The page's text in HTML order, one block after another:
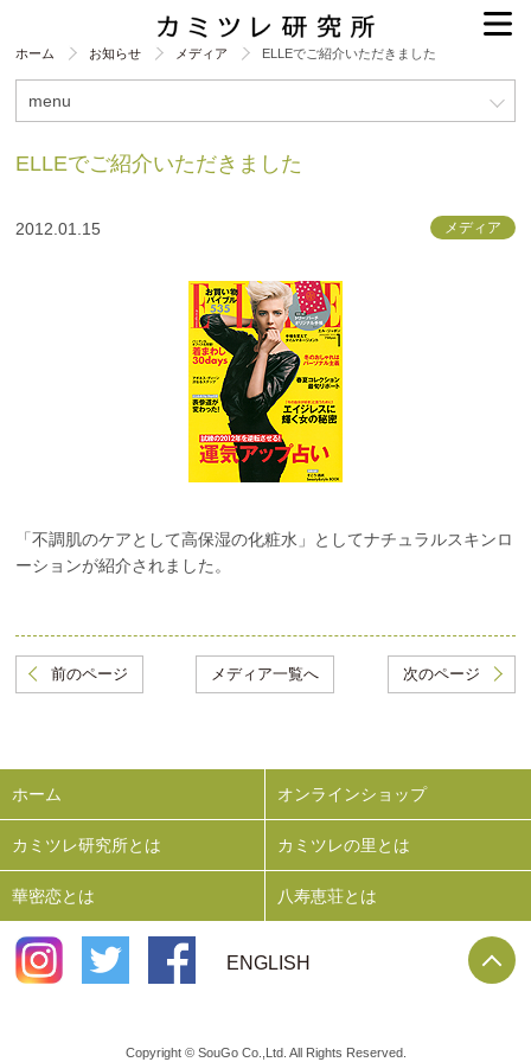
ホーム お知らせ メディア ELLEでご紹介いただきました
menu
ELLEでご紹介いただきました
2012.01.15 メディア
「不調肌のケアとして高保湿の化粧水」としてナチュラルスキンロ
ーションが紹介されました。
次のページ
前のページ メディア一覧へ
ホーム オンラインショップ
カミツレ研究所とは カミツレの里とは
華密恋とは 八寿恵荘とは
ENGLISH
Copyright © SouGo Co.,Ltd. All Rights Reserved.